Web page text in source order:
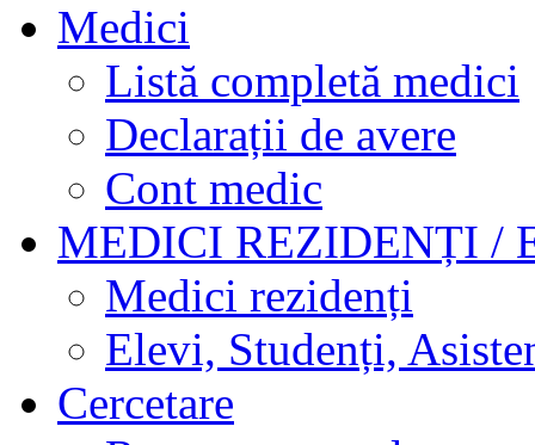
Medici
Listă completă medici
Declarații de avere
Cont medic
MEDICI REZIDENȚI /
Medici rezidenți
Elevi, Studenți,
Cercetare